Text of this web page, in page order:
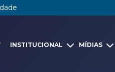
INSTITUCIONAL MÍDIAS